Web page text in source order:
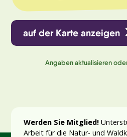
auf der Karte anzeigen
Angaben aktualisieren
Werden Sie Mitglied!
Arbeit für die Natur- und